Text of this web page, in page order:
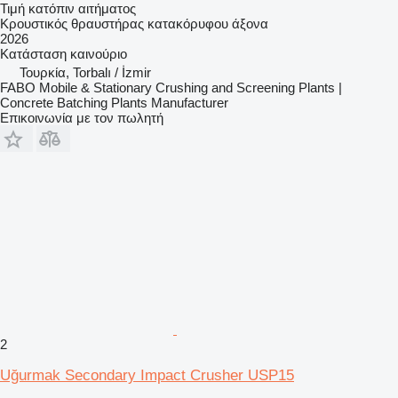
Τιμή κατόπιν αιτήματος
Κρουστικός θραυστήρας κατακόρυφου άξονα
2026
Κατάσταση καινούριο
Τουρκία, Torbalı / İzmir
FABO Mobile & Stationary Crushing and Screening Plants |
Concrete Batching Plants Manufacturer
Επικοινωνία με τον πωλητή
2
Uğurmak Secondary Impact Crusher USP15